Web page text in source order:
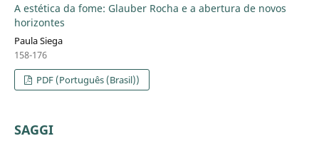
A estética da fome: Glauber Rocha e a abertura de novos
horizontes
Paula Siega
158-176
PDF (Português (Brasil))
SAGGI